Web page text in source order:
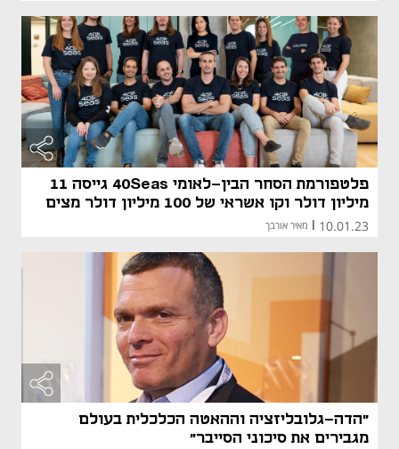
פלטפורמת הסחר הבין-לאומי 40Seas גייסה 11
מיליון דולר וקו אשראי של 100 מיליון דולר מצים
10.01.23
| מאיר אורבך
"הדה-גלובליזציה וההאטה הכלכלית בעולם
מגבירים את סיכוני הסייבר"